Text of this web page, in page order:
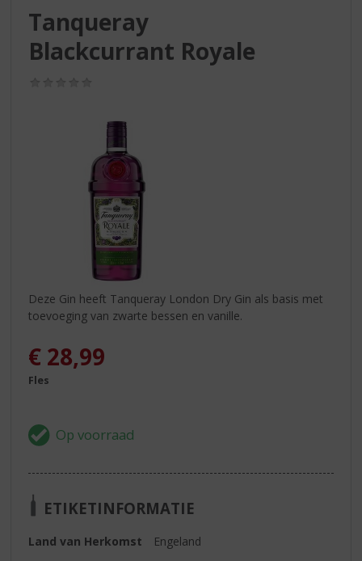
Tanqueray
Blackcurrant Royale
Deze Gin heeft Tanqueray London Dry Gin als basis met
toevoeging van zwarte bessen en vanille.
€ 28,99
Fles
ETIKETINFORMATIE
Land van Herkomst
Engeland